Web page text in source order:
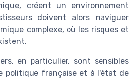
créent un environnement
doivent alors naviguer
complexe, où les risques et
en particulier, sont sensibles
politique française et à l'état de